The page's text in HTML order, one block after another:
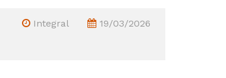
Integral 19/03/2026